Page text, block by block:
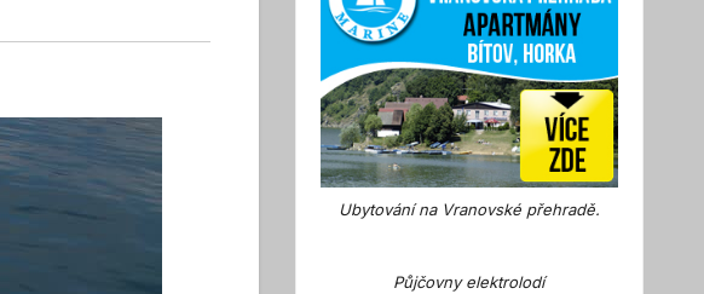
Ubytování na Vranovské přehradě.
Půjčovny elektrolodí